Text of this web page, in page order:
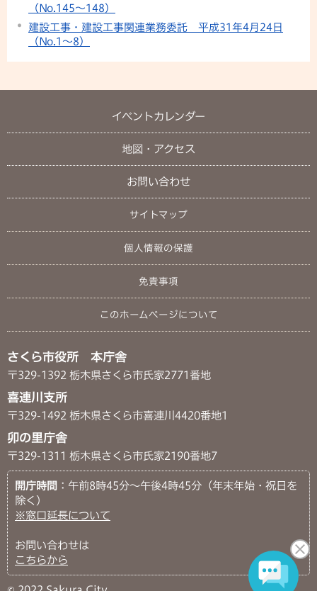
（No.145～148）
建設工事・建設工事関連業務委託 平成31年4月24日
（No.1～8）
イベントカレンダー
地図・アクセス
お問い合わせ
サイトマップ
個人情報の保護
免責事項
このホームページについて
さくら市役所 本庁舎
〒329-1392 栃木県さくら市氏家2771番地
喜連川支所
〒329-1492 栃木県さくら市喜連川4420番地1
卯の里庁舎
〒329-1311 栃木県さくら市氏家2190番地7
開庁時間 ：午前8時45分～午後4時45分（年末年始・祝日を
除く）
※窓口延長について
お問い合わせは
こちらから